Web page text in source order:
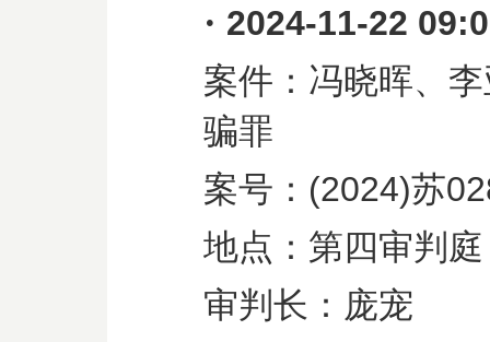
· 2024-11-22
案件：冯晓晖、
骗罪
案号： (2024)苏
地点：第四审判庭
审判长：庞宠